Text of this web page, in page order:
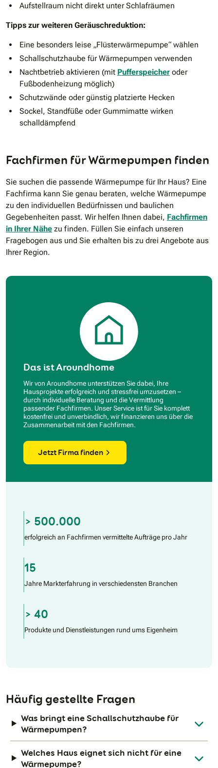
Aufstellraum nicht direkt unter Schlafräumen
Tipps zur weiteren Geräuschreduktion:
Eine besonders leise „Flüsterwärmepumpe“ wählen
Schallschutzhaube für Wärmepumpen verwenden
Nachtbetrieb aktivieren (mit Pufferspeicher oder
Fußbodenheizung möglich)
Schutzwände oder günstig platzierte Hecken
Sockel, Standfüße oder Gummimatte wirken
schalldämpfend
Fachfirmen für Wärmepumpen finden
Sie suchen die passende Wärmepumpe für Ihr Haus? Eine
Fachfirma kann Sie genau beraten, welche Wärmepumpe
zu den individuellen Bedürfnissen und baulichen
Gegebenheiten passt. Wir helfen Ihnen dabei, Fachfirmen
in Ihrer Nähe zu finden. Füllen Sie einfach unseren
Fragebogen aus und Sie erhalten bis zu drei Angebote aus
Ihrer Region.
Das ist Aroundhome
Wir von Aroundhome unterstützen Sie dabei, Ihre
Hausprojekte erfolgreich und stressfrei umzusetzen –
durch individuelle Beratung und die Vermittlung
passender Fachfirmen. Unser Service ist für Sie komplett
kostenfrei und unverbindlich, wir finanzieren uns über die
Zusammenarbeit mit den Fachfirmen.
Jetzt Firma finden
> 500.000
erfolgreich an Fachfirmen vermittelte Aufträge pro Jahr
15
Jahre Markterfahrung in verschiedensten Branchen
> 40
Produkte und Dienstleistungen rund ums Eigenheim
Häufig gestellte Fragen
Was bringt eine Schallschutzhaube für
Wärmepumpen?
Welches Haus eignet sich nicht für eine
Wärmepumpe?